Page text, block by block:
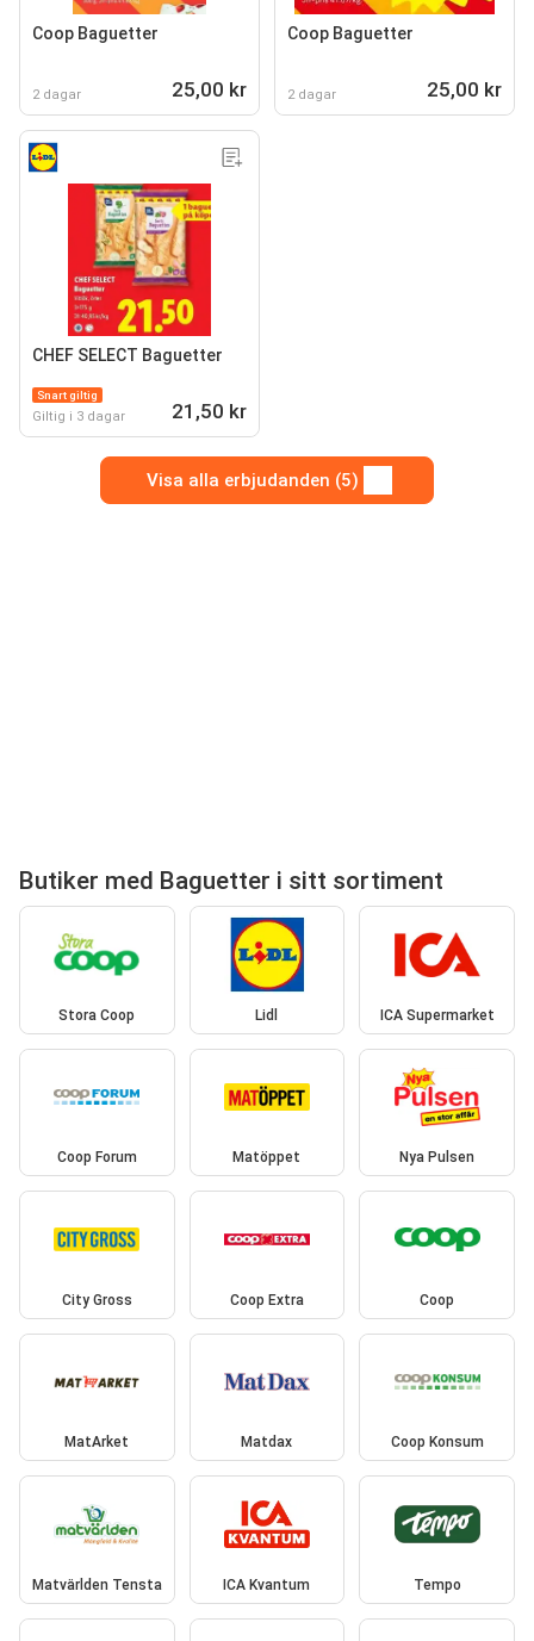
Coop Baguetter
2 dagar 25,00 kr
Coop Baguetter
2 dagar 25,00 kr
CHEF SELECT Baguetter
Snart giltig
Giltig i 3 dagar 21,50 kr
Visa alla erbjudanden (5)
Butiker med Baguetter i sitt sortiment
Stora Coop Lidl ICA Supermarket
Coop Forum Matöppet Nya Pulsen
City Gross Coop Extra Coop
MatArket Matdax Coop Konsum
Matvärlden Tensta ICA Kvantum Tempo